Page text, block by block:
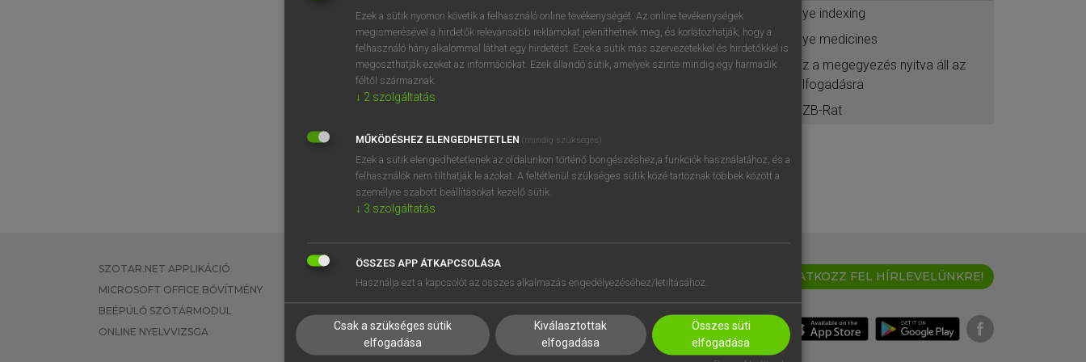
BELÉPÉS
regisztrálok ésbelépek.
REGISZTRÁCIÓ
eye indexing
eye medicines
ez a megegyezés nyitva áll az
elfogadásra
EZB-Rat
SZOTAR.NET APPLIKÁCIÓ
MICROSOFT OFFICE BŐVÍTMÉNY
BEÉPÜLŐ SZÓTÁRMODUL
ONLINE NYELVVIZSGA
EGYÉNI FELHASZNÁLÓKNAK
TANULÓKNAK
VÁLLALATI MEGOLDÁSOK
SÚGÓ
RÓLUNK
SÜTI BEÁLLÍTÁSOK
IRATKOZZ FEL HÍRLEVELÜNKRE!
Ezek a sütik nyomon követik a felhasználó online tevékenységét. Az online tevékenységek
megismerésével a hirdetők relevánsabb reklámokat jeleníthetnek meg, és korlátozhatják, hogy a
felhasználó hány alkalommal láthat egy hirdetést. Ezek a sütik más szervezetekkel és hirdetőkkel is
megoszthatják ezeket az információkat. Ezek állandó sütik, amelyek szinte mindig egy harmadik
féltől származnak.
↓ 2 szolgáltatás
MŰKÖDÉSHEZ ELENGEDHETETLEN (mindig szükséges)
Ezek a sütik elengedhetetlenek az oldalunkon történő böngészéshez,a funkciók használatához, és a
felhasználók nem tilthatják le azokat. A feltétlenül szükséges sütik közé tartoznak többek között a
személyre szabott beállításokat kezelő sütik.
↓ 3 szolgáltatás
ÖSSZES APP ÁTKAPCSOLÁSA
Használja ezt a kapcsolót az összes alkalmazás engedélyezéséhez/letiltásához.
Csak a szükséges sütik
elfogadása
Kiválasztottak
elfogadása
Összes süti
elfogadása